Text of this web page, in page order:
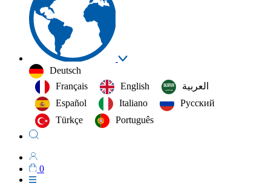
Deutsch
Français
English
العربية‏
Español
Italiano
Русский
Türkçe
Português
0